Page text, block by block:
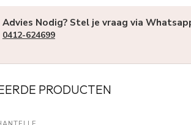
Advies Nodig? Stel je vraag via
0412-624699
PRODUCTEN